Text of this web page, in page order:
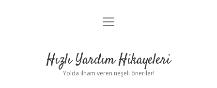
Anasayfa
Yasal Uyarı
menüyü
Hızlı Yardım Hikayeleri
Yolda ilham veren neşeli öneriler!